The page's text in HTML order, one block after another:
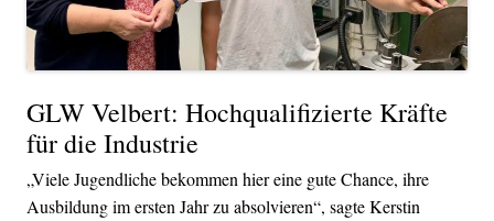
GLW Velbert: Hochqualifizierte Kräfte
für die Industrie
„Viele Jugendliche bekommen hier eine gute Chance, ihre
Ausbildung im ersten Jahr zu absolvieren“, sagte Kerstin